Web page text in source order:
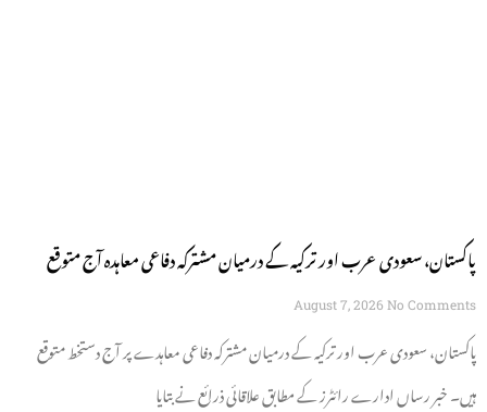
پاکستان، سعودی عرب اور ترکیہ کے درمیان مشترکہ دفاعی معاہدہ آج متوقع
August 7, 2026 No Comments
پاکستان، سعودی عرب اور ترکیہ کے درمیان مشترکہ دفاعی معاہدے پر آج دستخط متوقع
ہیں۔ خبر رساں ادارے رائٹرز کے مطابق علاقائی ذرائع نے بتایا